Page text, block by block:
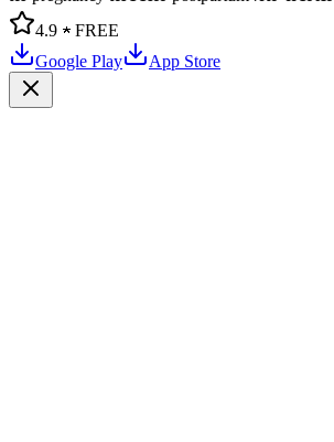
4.9 ★ FREE
Google Play
App Store